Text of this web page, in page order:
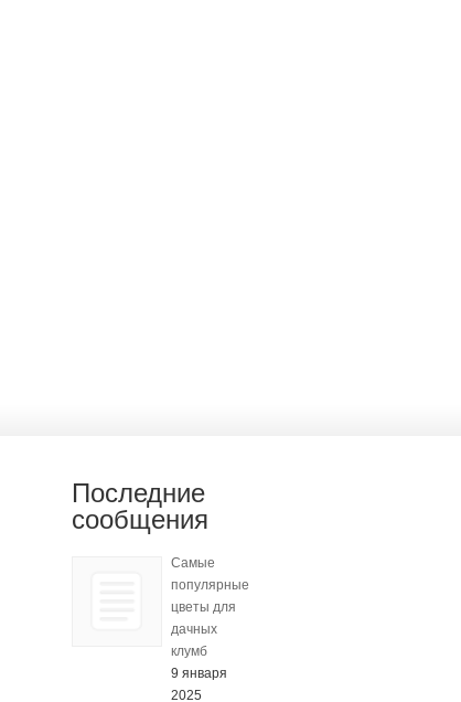
Последние
сообщения
Самые
популярные
цветы для
дачных
клумб
9 января
2025